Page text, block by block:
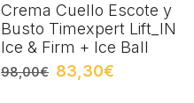
Crema Cuello Escote y
Busto Timexpert Lift_IN
Ice & Firm + Ice Ball
98,00€ 83,30€